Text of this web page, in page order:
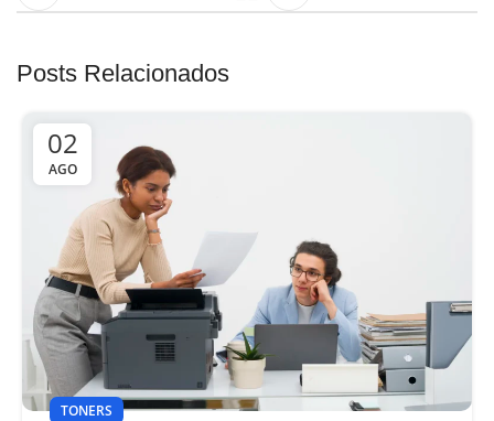
Posts Relacionados
02
AGO
TONERS